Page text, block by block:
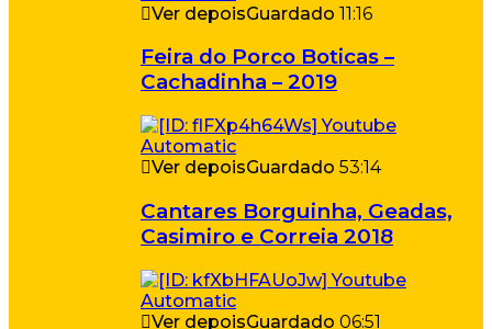
Ver depoisGuardado 11:16
Feira do Porco Boticas –
Cachadinha – 2019
Ver depoisGuardado 53:14
Cantares Borguinha, Geadas,
Casimiro e Correia 2018
Ver depoisGuardado 06:51